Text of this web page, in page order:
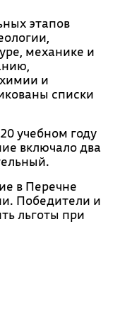
этапов
механике и
и
списки
учебном году
включало два
в Перечне
Победители и
льготы при